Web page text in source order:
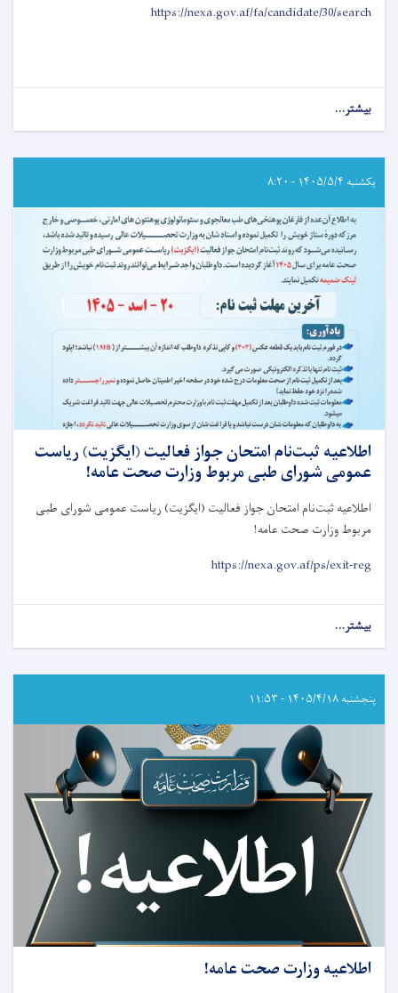
https://nexa.gov.af/fa/candidate/30/search
بیشتر...
اطلاعیه
خروجی
(ایگزیت)
علوم
صحی
مربوط
وزارت
صحت
عامه!
یکشنبه ۱۴۰۵/۵/۴ - ۸:۲۰
اطلاعیه ثبت‌نام امتحان جواز فعالیت (ایگزیت) رياست
عمومی شورای طبی مربوط وزارت صحت عامه!
اطلاعیه ثبت‌نام امتحان جواز فعالیت (ایگزیت) رياست عمومی شورای طبی
مربوط وزارت صحت عامه!
https://nexa.gov.af/ps/exit-reg
بیشتر...
اطلاعیه
امتحان
جواز
(ایگزیت)
رياست
عمومی
شورای
طبی
مربوط
وزارت
صحت
عامه!
پنجشنبه ۱۴۰۵/۴/۱۸ - ۱۱:۵۳
اطلاعیه وزارت صحت عامه!